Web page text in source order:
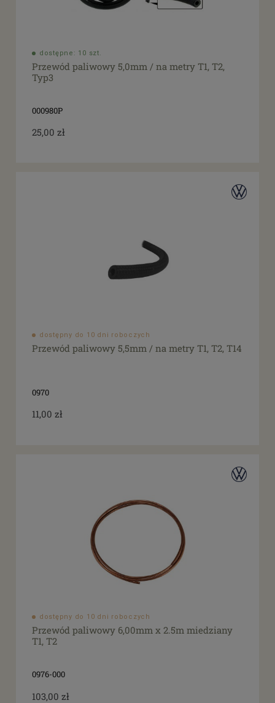
dostępne: 10 szt.
Przewód paliwowy 5,0mm / na metry T1, T2,
Typ3
000980P
25,00 zł
dostępny do 10 dni roboczych
Przewód paliwowy 5,5mm / na metry T1, T2, T14
0970
11,00 zł
dostępny do 10 dni roboczych
Przewód paliwowy 6,00mm x 2.5m miedziany
T1, T2
0976-000
103,00 zł